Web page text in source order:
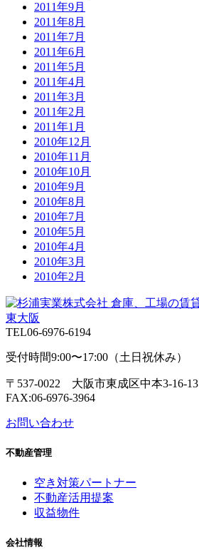
2011年9月
2011年8月
2011年7月
2011年6月
2011年5月
2011年4月
2011年3月
2011年2月
2011年1月
2010年12月
2010年11月
2010年10月
2010年9月
2010年8月
2010年7月
2010年5月
2010年4月
2010年3月
2010年2月
TEL06-6976-6194
受付時間9:00〜17:00（土日祝休み）
〒537-0022 大阪市東成区中本3-16-13
FAX:06-6976-3964
お問い合わせ
不動産管理
空き対策パートナー
不動産活用提案
収益物件
会社情報